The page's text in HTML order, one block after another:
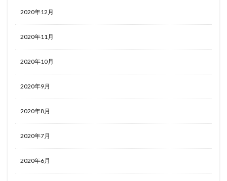
2020年12月
2020年11月
2020年10月
2020年9月
2020年8月
2020年7月
2020年6月